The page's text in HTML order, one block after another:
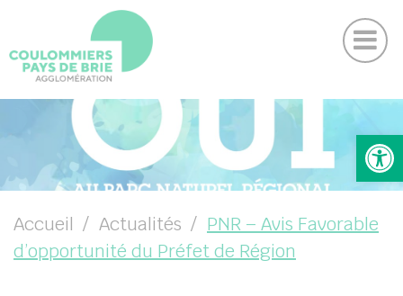
( VOTRE AGGLO )
( VIVRE )
( ENTREPRENDRE )
( PROJETS )
MagazineContactez-nous
Suivez-nous sur Facebook
Suivez-nous sur Instagram
Suivez-nous sur Youtube
Suivez-nous sur Linkedin
Accueil Actualités
PNR – Avis Favorable
d’opportunité du Préfet de Région
Panneau de gestion des cookies